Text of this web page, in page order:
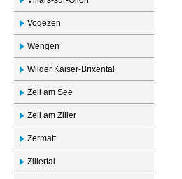
Vogezen
Wengen
Wilder Kaiser-Brixental
Zell am See
Zell am Ziller
Zermatt
Zillertal